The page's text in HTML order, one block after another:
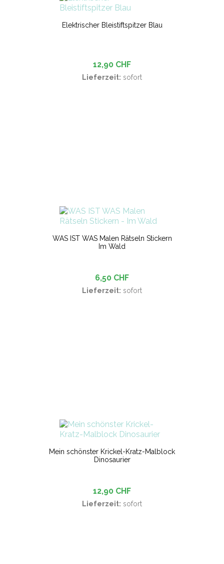
Elektrischer Bleistiftspitzer Blau
12,90 CHF
Lieferzeit: sofort
WAS IST WAS Malen Rätseln Stickern
Im Wald
6,50 CHF
Lieferzeit: sofort
Mein schönster Krickel-Kratz-Malblock
Dinosaurier
12,90 CHF
Lieferzeit: sofort